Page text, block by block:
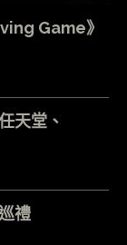
Game》
天堂、
禮